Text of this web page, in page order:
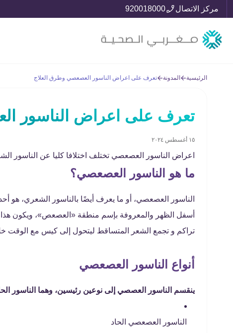
مركز الاتصال 920018000
الرئيسية المدونة تعرف على اعراض الناسور العصعصي وطرق العلاج
تعرف على اعراض الناسور
١٥ أغسطس ٢٠٢٤
اعراض الناسور العصعصي تختلف اختلافا كليا عن الناسور
ما هو الناسور العصعصي؟
الناسور العصعصي، أو ما يعرف أيضًا بالناسور الشعري، هو
أسفل الظهر والمعروفة بإسم منطقة «العصعص»، ويكون
تراكم و تجمع الشعر المتساقط ليتحول إلى كيس مع الوقت
أنواع الناسور العصعصي
ينقسم الناسور العصصي إلى نوعين رئيسين، وهما الناسور
الناسور العصعصي الحاد